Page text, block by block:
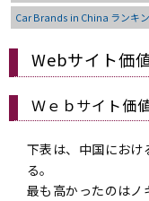
Car Brands in China ランキ
Webサイト価
Ｗｅｂサイト価
下表は、中国におけ
る。
最も高かったのは